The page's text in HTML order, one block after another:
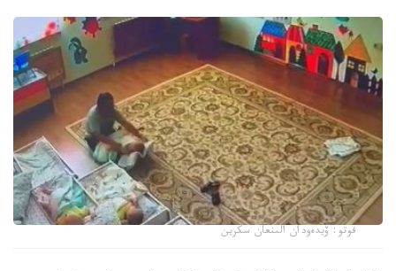
فوتو: ۆيدەودان الىنعان سكرين